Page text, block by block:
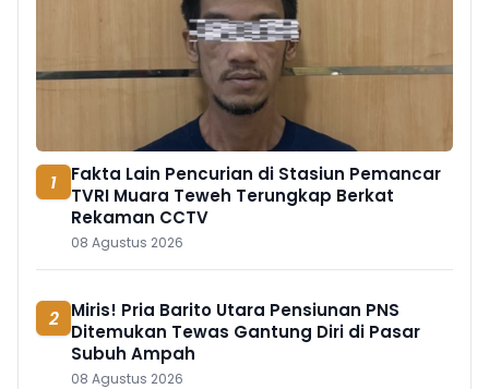
1
Fakta Lain Pencurian di Stasiun Pemancar
TVRI Muara Teweh Terungkap Berkat
Rekaman CCTV
08 Agustus 2026
2 Miris! Pria Barito Utara Pensiunan PNS
Ditemukan Tewas Gantung Diri di Pasar
Subuh Ampah
08 Agustus 2026